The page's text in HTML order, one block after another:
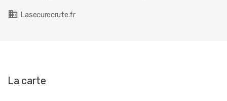
Lasecurecrute.fr
La carte